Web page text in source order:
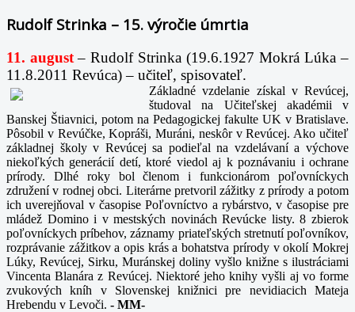
Rudolf Strinka – 15. výročie úmrtia
11. august – Rudolf Strinka (19.6.1927 Mokrá Lúka –
11.8.2011 Revúca) – učiteľ, spisovateľ.
Základné vzdelanie získal v Revúcej,
študoval na Učiteľskej akadémii v
Banskej Štiavnici, potom na Pedagogickej fakulte UK v Bratislave.
Pôsobil v Revúčke, Kopráši, Muráni, neskôr v Revúcej. Ako učiteľ
základnej školy v Revúcej sa podieľal na vzdelávaní a výchove
niekoľkých generácií detí, ktoré viedol aj k poznávaniu i ochrane
prírody. Dlhé roky bol členom i funkcionárom poľovníckych
združení v rodnej obci. Literárne pretvoril zážitky z prírody a potom
ich uverejňoval v časopise Poľovníctvo a rybárstvo, v časopise pre
mládež Domino i v mestských novinách Revúcke listy. 8 zbierok
poľovníckych príbehov, záznamy priateľských stretnutí poľovníkov,
rozprávanie zážitkov a opis krás a bohatstva prírody v okolí Mokrej
Lúky, Revúcej, Sirku, Muránskej doliny vyšlo knižne s ilustráciami
Vincenta Blanára z Revúcej. Niektoré jeho knihy vyšli aj vo forme
zvukových kníh v Slovenskej knižnici pre nevidiacich Mateja
Hrebendu v Levoči. - MM-